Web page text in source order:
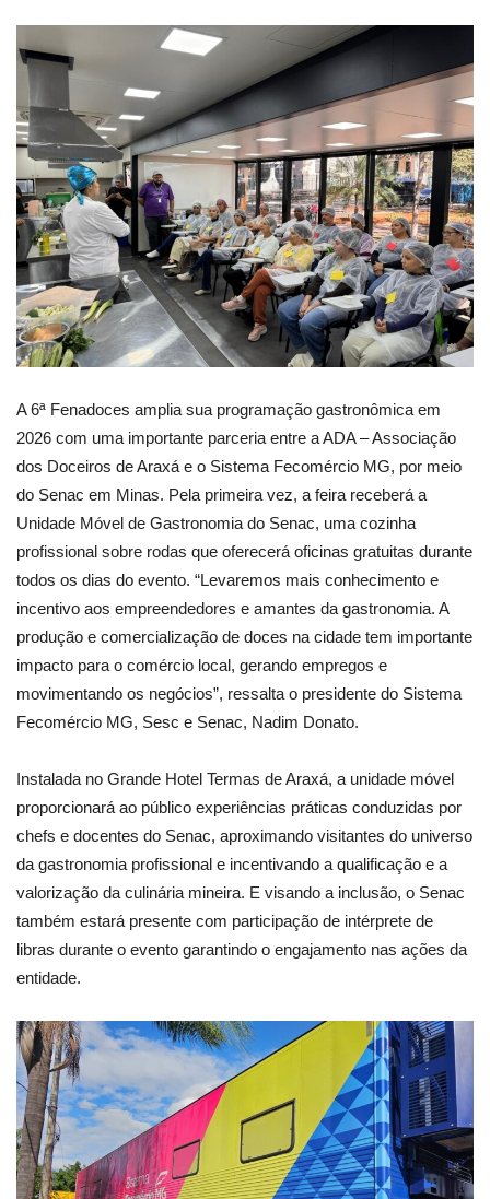
A 6ª Fenadoces amplia sua programação gastronômica em
2026 com uma importante parceria entre a ADA – Associação
dos Doceiros de Araxá e o Sistema Fecomércio MG, por meio
do Senac em Minas. Pela primeira vez, a feira receberá a
Unidade Móvel de Gastronomia do Senac, uma cozinha
profissional sobre rodas que oferecerá oficinas gratuitas durante
todos os dias do evento. “Levaremos mais conhecimento e
incentivo aos empreendedores e amantes da gastronomia. A
produção e comercialização de doces na cidade tem importante
impacto para o comércio local, gerando empregos e
movimentando os negócios”, ressalta o presidente do Sistema
Fecomércio MG, Sesc e Senac, Nadim Donato.
Instalada no Grande Hotel Termas de Araxá, a unidade móvel
proporcionará ao público experiências práticas conduzidas por
chefs e docentes do Senac, aproximando visitantes do universo
da gastronomia profissional e incentivando a qualificação e a
valorização da culinária mineira. E visando a inclusão, o Senac
também estará presente com participação de intérprete de
libras durante o evento garantindo o engajamento nas ações da
entidade.